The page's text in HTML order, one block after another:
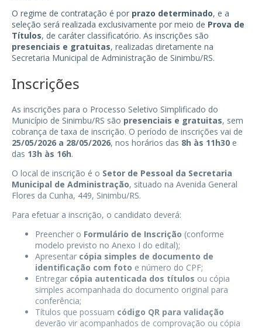
O regime de contratação é por prazo determinado, e a
seleção será realizada exclusivamente por meio de Prova de
Títulos, de caráter classificatório. As inscrições são
presenciais e gratuitas, realizadas diretamente na
Secretaria Municipal de Administração de Sinimbu/RS.
Inscrições
As inscrições para o Processo Seletivo Simplificado do
Município de Sinimbu/RS são presenciais e gratuitas, sem
cobrança de taxa de inscrição. O período de inscrições vai de
25/05/2026 a 28/05/2026, nos horários das 8h às 11h30 e
das 13h às 16h.
O local de inscrição é o Setor de Pessoal da Secretaria
Municipal de Administração, situado na Avenida General
Flores da Cunha, 449, Sinimbu/RS.
Para efetuar a inscrição, o candidato deverá:
Preencher o Formulário de Inscrição (conforme
modelo previsto no Anexo I do edital);
Apresentar cópia simples de documento de
identificação com foto e número do CPF;
Entregar cópia autenticada dos títulos ou cópia
simples acompanhada do documento original para
conferência;
Títulos que possuam código QR para validação
deverão vir acompanhados de comprovação ou cópia